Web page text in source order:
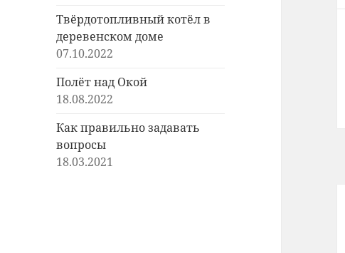
Твёрдотопливный котёл в
деревенском доме
07.10.2022
Полёт над Окой
18.08.2022
Как правильно задавать
вопросы
18.03.2021